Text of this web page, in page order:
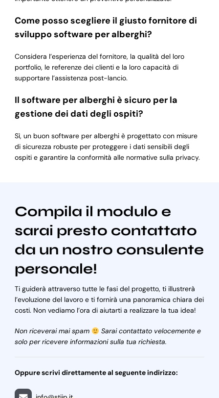
Come posso scegliere il giusto fornitore di
sviluppo software per alberghi?
Considera l’esperienza del fornitore, la qualità del loro
portfolio, le referenze dei clienti e la loro capacità di
supportare l’assistenza post-lancio.
Il software per alberghi è sicuro per la
gestione dei dati degli ospiti?
Sì, un buon software per alberghi è progettato con misure
di sicurezza robuste per proteggere i dati sensibili degli
ospiti e garantire la conformità alle normative sulla privacy.
Compila il modulo e
sarai presto contattato
da un nostro consulente
personale!
Ti guiderà attraverso tutte le fasi del progetto, ti illustrerà
l’evoluzione del lavoro e ti fornirà una panoramica chiara dei
costi. Non vediamo l’ora di aiutarti a realizzare la tua idea!
Non riceverai mai spam
Sarai contattato velocemente e
solo per ricevere informazioni sulla tua richiesta.
Oppure scrivi direttamente al seguente indirizzo: